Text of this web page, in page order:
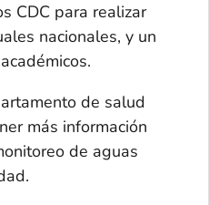
CDC para realizar
nacionales, y un
de salud
más información
de aguas